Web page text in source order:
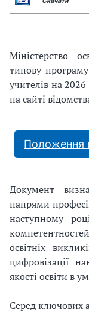
Міністерство
типову програму
учителів на
на сайті
Положення
Документ
напрями
наступному
освітніх
цифровізації
якості освіти в
Серед ключових